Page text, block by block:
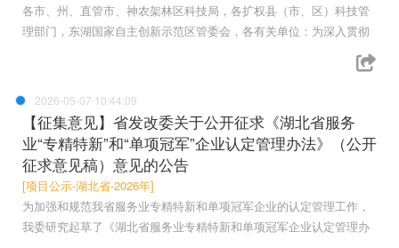
各市、州、直管市、神农架林区科技局，各扩权县（市、区）科技管
理部门，东湖国家自主创新示范区管委会，各有关单位：为深入贯彻
2026-05-07 10:44:09
【征集意见】省发改委关于公开征求《湖北省服务
业“专精特新”和“单项冠军”企业认定管理办法》（公开
征求意见稿）意见的公告
[项目公示-湖北省-2026年]
为加强和规范我省服务业专精特新和单项冠军企业的认定管理工作，
我委研究起草了《湖北省服务业专精特新和单项冠军企业认定管理办